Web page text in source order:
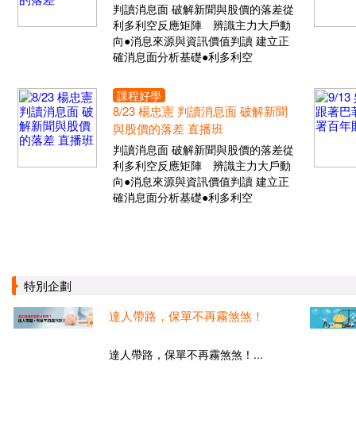
判讀消息面 破解新聞與股價的落差從
利多利空反應矩陣 辨識主力大戶動
向●消息來源與資訊價值判讀 建立正
確消息面分析基礎●利多利空
課程好學
8/23 楊忠憲 判讀消息面 破解新聞
與股價的落差 直播班
判讀消息面 破解新聞與股價的落差從
利多利空反應矩陣 辨識主力大戶動
向●消息來源與資訊價值判讀 建立正
確消息面分析基礎●利多利空
特別企劃
達人帶路，保單不再霧煞煞！
達人帶路，保單不再霧煞煞！...